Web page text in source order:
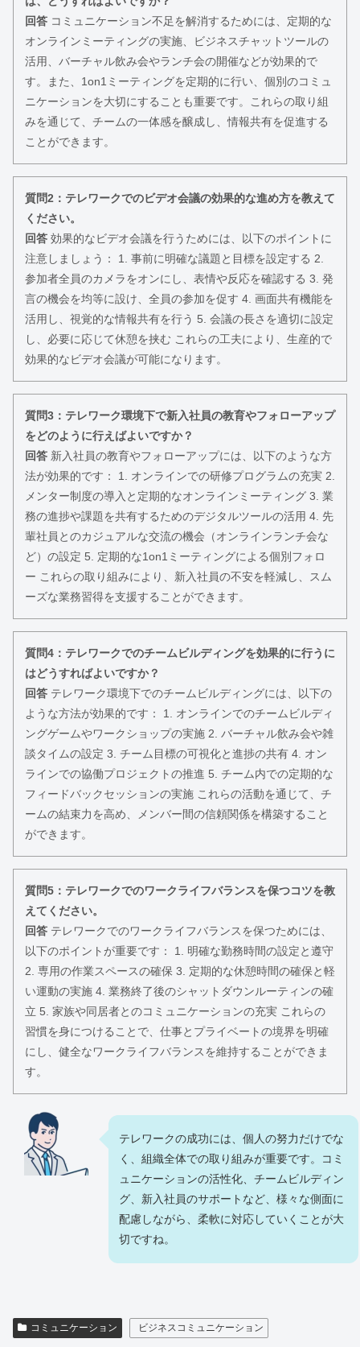
回答 コミュニケーション不足を解消するためには、定期的な
オンラインミーティングの実施、ビジネスチャットツールの
活用、バーチャル飲み会やランチ会の開催などが効果的で
す。また、1on1ミーティングを定期的に行い、個別のコミュ
ニケーションを大切にすることも重要です。これらの取り組
みを通じて、チームの一体感を醸成し、情報共有を促進する
ことができます。
質問2：テレワークでのビデオ会議の効果的な進め方を教えて
ください。
回答 効果的なビデオ会議を行うためには、以下のポイントに
注意しましょう： 1. 事前に明確な議題と目標を設定する 2.
参加者全員のカメラをオンにし、表情や反応を確認する 3. 発
言の機会を均等に設け、全員の参加を促す 4. 画面共有機能を
活用し、視覚的な情報共有を行う 5. 会議の長さを適切に設定
し、必要に応じて休憩を挟む これらの工夫により、生産的で
効果的なビデオ会議が可能になります。
質問3：テレワーク環境下で新入社員の教育やフォローアップ
をどのように行えばよいですか？
回答 新入社員の教育やフォローアップには、以下のような方
法が効果的です： 1. オンラインでの研修プログラムの充実 2.
メンター制度の導入と定期的なオンラインミーティング 3. 業
務の進捗や課題を共有するためのデジタルツールの活用 4. 先
輩社員とのカジュアルな交流の機会（オンラインランチ会な
ど）の設定 5. 定期的な1on1ミーティングによる個別フォロ
ー これらの取り組みにより、新入社員の不安を軽減し、スム
ーズな業務習得を支援することができます。
質問4：テレワークでのチームビルディングを効果的に行うに
はどうすればよいですか？
回答 テレワーク環境下でのチームビルディングには、以下の
ような方法が効果的です： 1. オンラインでのチームビルディ
ングゲームやワークショップの実施 2. バーチャル飲み会や雑
談タイムの設定 3. チーム目標の可視化と進捗の共有 4. オン
ラインでの協働プロジェクトの推進 5. チーム内での定期的な
フィードバックセッションの実施 これらの活動を通じて、チ
ームの結束力を高め、メンバー間の信頼関係を構築すること
ができます。
質問5：テレワークでのワークライフバランスを保つコツを教
えてください。
回答 テレワークでのワークライフバランスを保つためには、
以下のポイントが重要です： 1. 明確な勤務時間の設定と遵守
2. 専用の作業スペースの確保 3. 定期的な休憩時間の確保と軽
い運動の実施 4. 業務終了後のシャットダウンルーティンの確
立 5. 家族や同居者とのコミュニケーションの充実 これらの
習慣を身につけることで、仕事とプライベートの境界を明確
にし、健全なワークライフバランスを維持することができま
す。
テレワークの成功には、個人の努力だけでな
く、組織全体での取り組みが重要です。コミ
ュニケーションの活性化、チームビルディン
グ、新入社員のサポートなど、様々な側面に
配慮しながら、柔軟に対応していくことが大
切ですね。
コミュニケーション ビジネスコミュニケーション